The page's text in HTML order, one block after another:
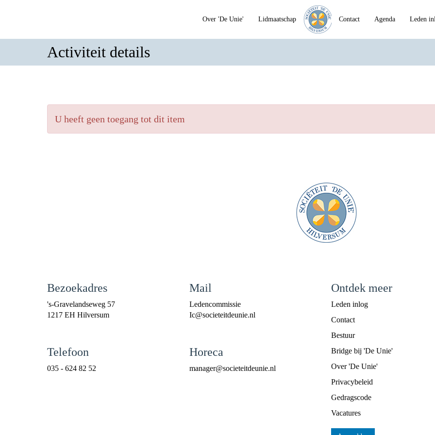
Over 'De Unie' Lidmaatschap Contact Agenda Leden
Activiteit details
U heeft geen toegang tot dit item
Bezoekadres
's-Gravelandseweg 57
1217 EH Hilversum
Telefoon
035 - 624 82 52
Mail
Ledencommissie
cI@societeitdeunie.nl
Horeca
reganam@societeitdeunie.nl
Ontdek meer
Leden inlog
Contact
Bestuur
Bridge bij 'De Unie'
Over 'De Unie'
Privacybeleid
Gedragscode
Vacatures